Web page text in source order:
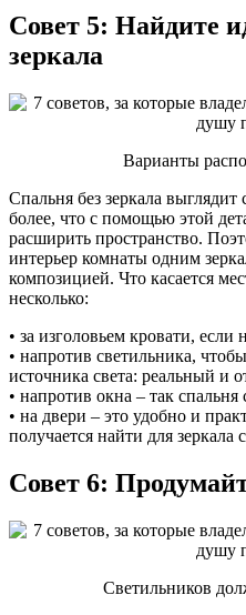
Совет 5: Найдите
зеркала
Варианты
Спальня без зеркала выглядит
более, что с помощью этой
расширить пространство.
интерьер комнаты одним
композицией. Что касается
несколько:
• за изголовьем кровати, если
• напротив светильника,
источника света: реальный и
• напротив окна – так спальня
• на двери – это удобно и
получается найти для зеркала
Совет 6:
Светильников